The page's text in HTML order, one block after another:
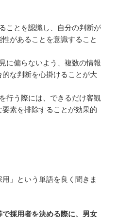
ことを認識し、自分の判断が
があることを意識すること
に偏らないよう、複数の情報
な判断を心掛けることが大
行う際には、できるだけ客観
素を排除することが効果的
」という単語を良く聞きま
採用者を決める際に、男女